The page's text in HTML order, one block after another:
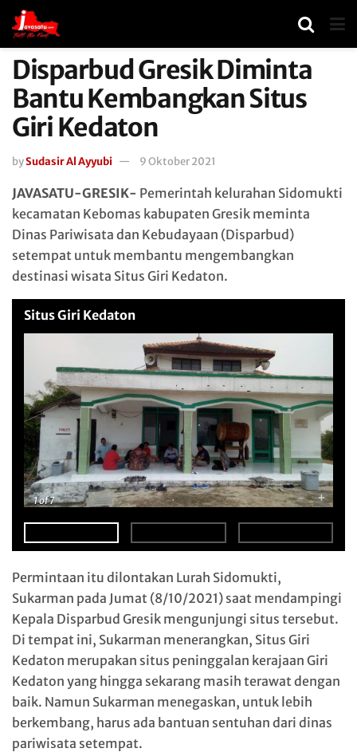
Disparbud Gresik Diminta
Bantu Kembangkan Situs
Giri Kedaton
bySudasir Al Ayyubi 9 Oktober 2021
JAVASATU-GRESIK- Pemerintah kelurahan Sidomukti
kecamatan Kebomas kabupaten Gresik meminta
Dinas Pariwisata dan Kebudayaan (Disparbud)
setempat untuk membantu mengembangkan
destinasi wisata Situs Giri Kedaton.
Situs Giri Kedaton
1of 7 - +
Permintaan itu dilontakan Lurah Sidomukti,
Sukarman pada Jumat (8/10/2021) saat mendampingi
Kepala Disparbud Gresik mengunjungi situs tersebut.
Di tempat ini, Sukarman menerangkan, Situs Giri
Kedaton merupakan situs peninggalan kerajaan Giri
Kedaton yang hingga sekarang masih terawat dengan
baik. Namun Sukarman menegaskan, untuk lebih
berkembang, harus ada bantuan sentuhan dari dinas
pariwisata setempat.